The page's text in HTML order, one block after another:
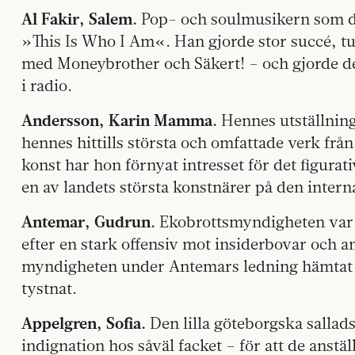
Al Fakir, Salem. Pop- och soulmusikern som
»This Is Who I Am«. Han gjorde stor succé,
med Moneybrother och Säkert! – och gjorde
i radio.
Andersson, Karin Mamma. Hennes
hennes hittills största och omfattade verk
konst har hon förnyat intresset för det
en av landets största konstnärer på den
Antemar, Gudrun. Ekobrottsmyndigheten
efter en stark offensiv mot insiderbovar och
myndigheten under Antemars ledning
tystnat.
Appelgren, Sofia. Den lilla göteborgska
indignation hos såväl facket – för att de